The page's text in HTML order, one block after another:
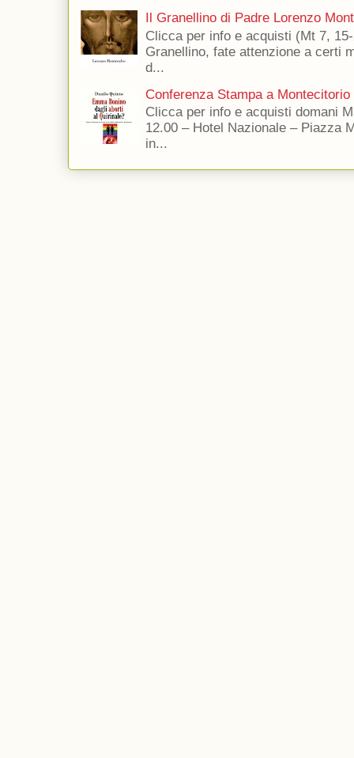
Il Granellino di Padre Lorenzo
Clicca per info e acquisti (Mt 7,
Granellino, fate attenzione a certi
d...
Conferenza Stampa a Montecitorio
Clicca per info e acquisti domani
12.00 – Hotel Nazionale – Piazza
in...